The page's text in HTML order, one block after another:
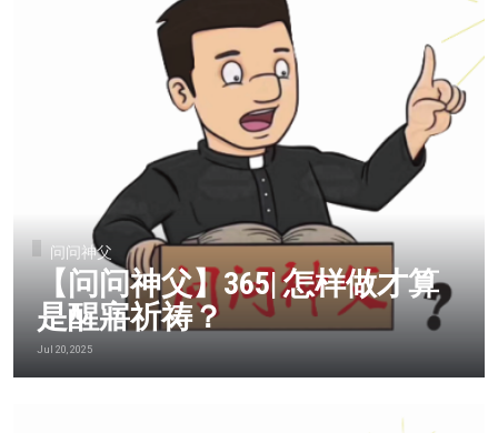
问问神父
【问问神父】365| 怎样做才算
是醒寤祈祷？
Jul 20, 2025